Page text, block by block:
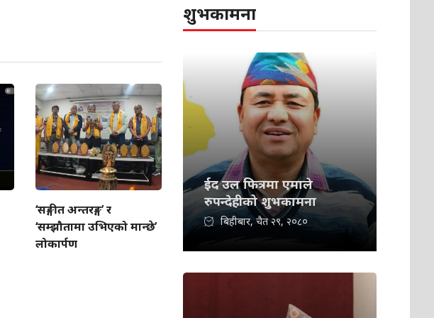
‘सङ्गीत अन्तरङ्ग’ र
‘सम्झौतामा उभिएको मान्छे’
लोकार्पण
शुभकामना
ईद उल फित्रमा एमाले
रुपन्देहीको शुभकामना
बिहीबार, चैत २९, २०८०